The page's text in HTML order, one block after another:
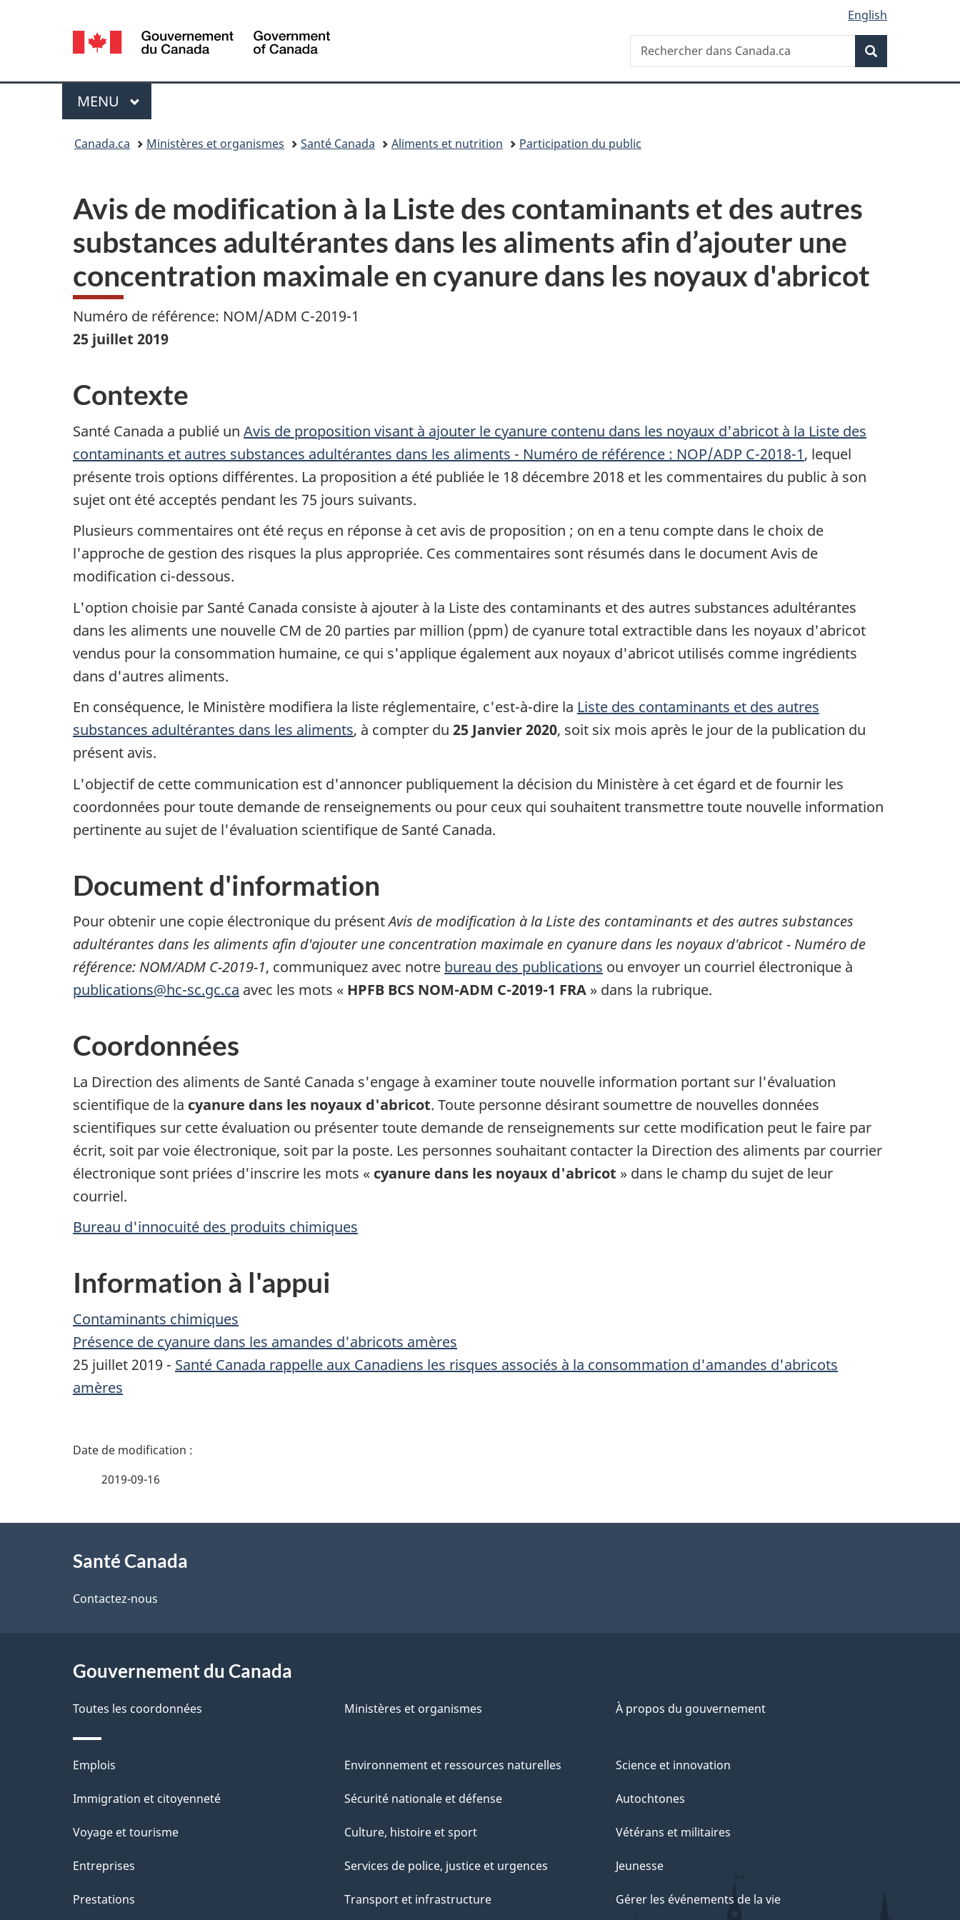
sujet
HTML
Sélection
de
la
langue
English
Canada
Recherche
Rechercher
dans
Menu
MENU PRINCIPAL
Canada.ca Ministères et organismes Santé Canada Aliments et nutrition Participation du public
Avis de modification à la Liste des contaminants et des autres
substances adultérantes dans les aliments afin d’ajouter une
concentration maximale en cyanure dans les noyaux d'abricot
Numéro de référence: NOM/ADM C-2019-1
25 juillet 2019
Contexte
Santé Canada a publié un Avis de proposition visant à ajouter le cyanure contenu dans les noyaux d'abricot à la Liste des
contaminants et autres substances adultérantes dans les aliments - Numéro de référence : NOP/ADP C-2018-1, lequel
présente trois options différentes. La proposition a été publiée le 18 décembre 2018 et les commentaires du public à son
sujet ont été acceptés pendant les 75 jours suivants.
Plusieurs commentaires ont été reçus en réponse à cet avis de proposition ; on en a tenu compte dans le choix de
l'approche de gestion des risques la plus appropriée. Ces commentaires sont résumés dans le document Avis de
modification ci-dessous.
L'option choisie par Santé Canada consiste à ajouter à la Liste des contaminants et des autres substances adultérantes
dans les aliments une nouvelle CM de 20 parties par million (ppm) de cyanure total extractible dans les noyaux d'abricot
vendus pour la consommation humaine, ce qui s'applique également aux noyaux d'abricot utilisés comme ingrédients
dans d'autres aliments.
En conséquence, le Ministère modifiera la liste réglementaire, c'est-à-dire la Liste des contaminants et des autres
substances adultérantes dans les aliments, à compter du 25 Janvier 2020, soit six mois après le jour de la publication du
présent avis.
L'objectif de cette communication est d'annoncer publiquement la décision du Ministère à cet égard et de fournir les
coordonnées pour toute demande de renseignements ou pour ceux qui souhaitent transmettre toute nouvelle information
pertinente au sujet de l'évaluation scientifique de Santé Canada.
Document d'information
Pour obtenir une copie électronique du présentAvis de modification à la Liste des contaminants et des autres substances
adultérantes dans les aliments afin d'ajouter une concentration maximale en cyanure dans les noyaux d'abricot - Numéro de
référence: NOM/ADM C-2019-1, communiquez avec notre bureau des publications ou envoyer un courriel électronique à
publications@hc-sc.gc.ca avec les mots « HPFB BCS NOM-ADM C-2019-1 FRA » dans la rubrique.
Coordonnées
La Direction des aliments de Santé Canada s'engage à examiner toute nouvelle information portant sur l'évaluation
scientifique de la cyanure dans les noyaux d'abricot. Toute personne désirant soumettre de nouvelles données
scientifiques sur cette évaluation ou présenter toute demande de renseignements sur cette modification peut le faire par
écrit, soit par voie électronique, soit par la poste. Les personnes souhaitant contacter la Direction des aliments par courrier
électronique sont priées d'inscrire les mots « cyanure dans les noyaux d'abricot » dans le champ du sujet de leur
courriel.
Bureau d'innocuité des produits chimiques
Information à l'appui
Contaminants chimiques
Présence de cyanure dans les amandes d'abricots amères
25 juillet 2019 - Santé Canada rappelle aux Canadiens les risques associés à la consommation d'amandes d'abricots
amères
D
a
d
e
l
2019-09-16
proposSanté Canada
Contactez-nous
Gouvernement du Canada
Toutes les coordonnées Ministères et organismes À propos du gouvernement
Thèmes
et
Emplois
Immigration et citoyenneté
Voyage et tourisme
Entreprises
Prestations
Environnement et ressources naturelles
Sécurité nationale et défense
Culture, histoire et sport
Services de police, justice et urgences
Transport et infrastructure
Science et innovation
Autochtones
Vétérans et militaires
Jeunesse
Gérer les événements de la vie